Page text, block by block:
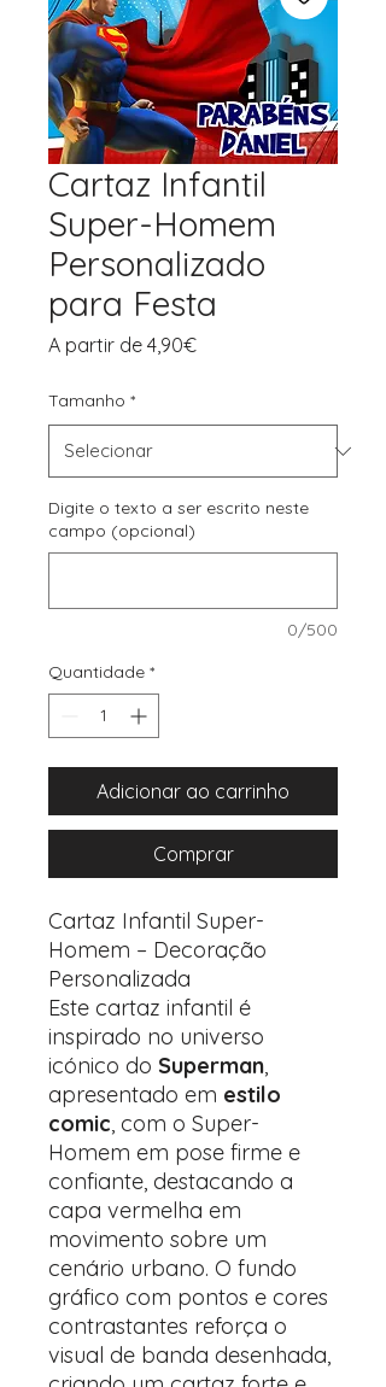
Cartaz Infantil
Super-Homem
Personalizado
para Festa
A partir de 4,90€Preço
Tamanho *
Digite o texto a ser escrito neste
campo (opcional)
0/500
Quantidade *
Adicionar ao carrinho
Comprar
Cartaz Infantil Super-
Homem – Decoração
Personalizada
Este cartaz infantil é
inspirado no universo
icónico do Superman,
apresentado em estilo
comic, com o Super-
Homem em pose firme e
confiante, destacando a
capa vermelha em
movimento sobre um
cenário urbano. O fundo
gráfico com pontos e cores
contrastantes reforça o
visual de banda desenhada,